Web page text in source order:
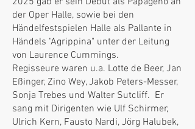
der Oper Halle, sowie bei den
Händelfestspielen Halle als Pallante in
Händels "Agrippina" unter der Leitung
von Laurence Cummings.
Regisseure waren u.a. Lotte de Beer, Jan
Eßinger, Zino Wey, Jakob Peters-Messer,
Sonja Trebes und Walter Sutcliff. Er
sang mit Dirigenten wie Ulf Schirmer,
Ulrich Kern, Fausto Nardi, Jörg Halubek,